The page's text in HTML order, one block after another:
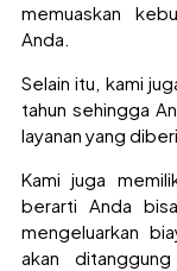
memuaskan
Anda.
Selain itu, kami
tahun sehingga
layanan yang
Kami juga
berarti Anda
mengeluarkan
akan